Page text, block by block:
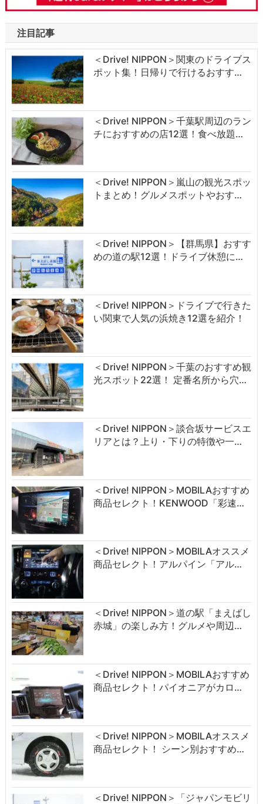
注目記事
＜Drive! NIPPON＞関東のドライブス
ポット集！日帰りで行けるおすす…
＜Drive! NIPPON＞千葉駅周辺のラン
チにおすすめの店12選！食べ放題…
＜Drive! NIPPON＞嵐山の観光スポッ
トまとめ！グルメスポットやおす…
＜Drive! NIPPON＞【群馬県】おすす
めの道の駅12選！ドライブ休憩に…
＜Drive! NIPPON＞ドライブで行きた
い関東で人気の浜焼き12選を紹介！
＜Drive! NIPPON＞千葉のおすすめ観
光スポット22選！ 定番名所から穴…
＜Drive! NIPPON＞談合坂サービスエ
リアとは？上り・下りの特徴や一…
＜Drive! NIPPON＞MOBILAおすすめ
商品セレクト！KENWOOD「彩速…
＜Drive! NIPPON＞MOBILAオススメ
商品セレクト！アルパイン「アル…
＜Drive! NIPPON＞道の駅「まえばし
赤城」の楽しみ方！グルメや周辺…
＜Drive! NIPPON＞MOBILAおすすめ
商品セレクト！パイオニアがカロ…
＜Drive! NIPPON＞MOBILAオススメ
商品セレクト！ シーン別おすすめ…
＜Drive! NIPPON＞「ジャパンモビリ